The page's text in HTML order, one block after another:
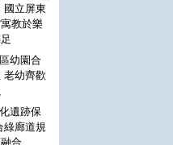
國立屏東
教於樂
幼園合
老幼齊歡
遺跡保
綠廊道規
合